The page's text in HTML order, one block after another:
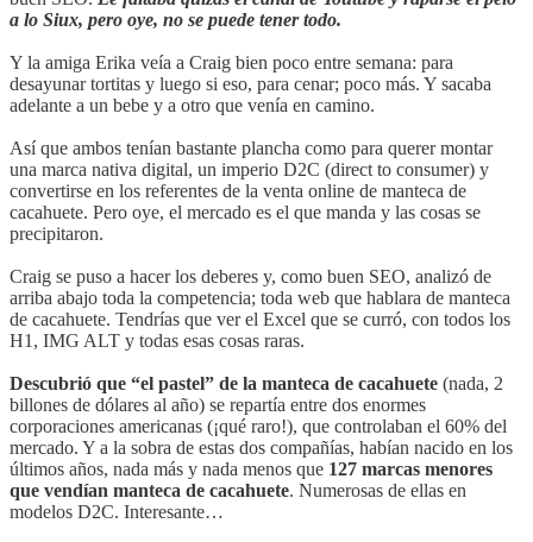
a lo Siux, pero oye, no se puede tener todo.
Y la amiga Erika veía a Craig bien poco entre semana: para
desayunar tortitas y luego si eso, para cenar; poco más. Y sacaba
adelante a un bebe y a otro que venía en camino.
Así que ambos tenían bastante plancha como para querer montar
una marca nativa digital, un imperio D2C (direct to consumer) y
convertirse en los referentes de la venta online de manteca de
cacahuete. Pero oye, el mercado es el que manda y las cosas se
precipitaron.
Craig se puso a hacer los deberes y, como buen SEO, analizó de
arriba abajo toda la competencia; toda web que hablara de manteca
de cacahuete. Tendrías que ver el Excel que se curró, con todos los
H1, IMG ALT y todas esas cosas raras.
Descubrió que “el pastel” de la manteca de cacahuete (nada, 2
billones de dólares al año) se repartía entre dos enormes
corporaciones americanas (¡qué raro!), que controlaban el 60% del
mercado. Y a la sobra de estas dos compañías, habían nacido en los
últimos años, nada más y nada menos que 127 marcas menores
que vendían manteca de cacahuete. Numerosas de ellas en
modelos D2C. Interesante…